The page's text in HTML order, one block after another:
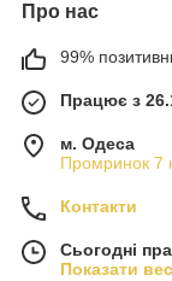
Про нас
99%
Працює з
м. Одеса
Промринок 7
Контакти
Сьогодні
Показати